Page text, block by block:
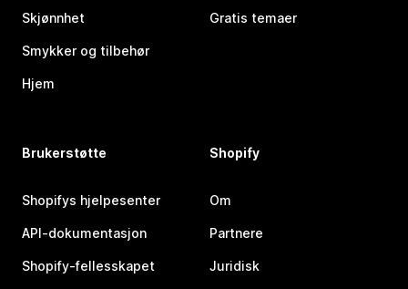
Skjønnhet
Smykker og tilbehør
Hjem
Gratis temaer
Brukerstøtte
Shopifys hjelpesenter
API-dokumentasjon
Shopify-fellesskapet
Shopify
Om
Partnere
Juridisk